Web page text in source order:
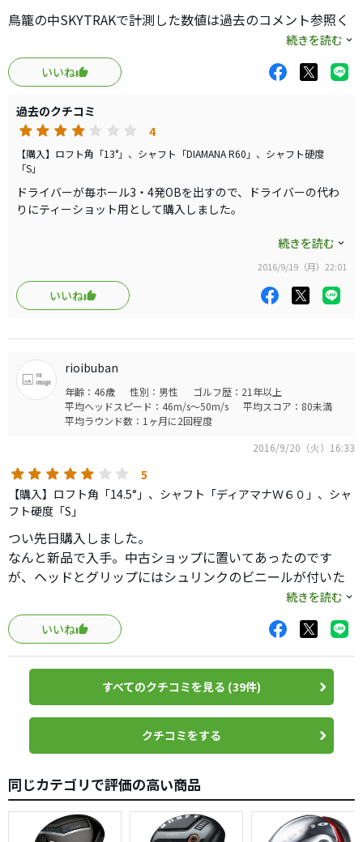
鳥籠の中SKYTRAKで計測した数値は過去のコメント参照く
ドライバーの代替としてティーショットのみ使用する為購
練習場・ラウンド共にティーアップショットとなります。
ティーをかなり低めに刺していることもあり13.5度のロフ
ト角ながら出玉は低いですが、ドライバーよりも弾道は高
めです。
飛距離は230-240yd(HS:40-41m/s)ほど飛んでおり、ドライ
バー飛距離(250yd前後)と遜色無い結果でした。
かなり飛ぶ方だと思いますし、飛ぶけど曲がらないので安
球筋はいつも通りのドロー系で、曲がり幅はドライバーよ
りも少ない様に感じます。
では無いです。
TOURSTAGEのX-FWの方が柔らかい打感で好みです。
しかし弾く感じだけど打音はおとなしい方で、キンッとい
う金属音はせず、バチっと締まった音がします。金属音が嫌
ドライバーと違いOBが出なかったのでスコアが荒れません
でした。先日のラウンドは後半からあいにくの大雨で片手
フでしたが、82で回り終えました。いつもOBさえ打たなけ
れば70台簡単にいけるのにと言っていましたが近く現実に
なりそうな気がしています。道具でOBが減らせます。ドラ
イバーよりちょっと飛ばないけど。ティーショット悩んだ
方、ドライバーがうまくいかない方、試してみてくださ
い。OBで憂鬱な気分になる日が過去コトになりますよ。
続きを読む
いいね
過去のクチコミ
4
【購入】ロフト角「13°」、シャフト「DIAMANA R60」、シャフト硬度
「S」
ドライバーが毎ホール3・4発OBを出すので、ドライバーの代わ
りにティーショット用として購入しました。
HS:40-41m/s,打出角:12°,トータル飛距離:230-240yd,バックスピ
ン:3500rpm
でした。
球筋はドローで曲がり幅は5ydほどでした。
シャフトをADのGT7Sを挿すとフェードになりました。ドライバ
ーも右へのミスが多いのでフェードはイメージが悪く今回のシャ
フトに決めました。
R60は中間から手元が程よくしなってくれて戻りが遅いかな？左
への引っ掛けを心配しなくて良いので思いっきり叩けそうです。
現在のドライバー飛距離がだいたい240-250ydなので飛距離の落
ちも少なくドライバー代わりになりそうですが、コースでどの程
度安定するかで今後使い続けるかどうか決めます。
続きを読む
2016/9/19（月）22:01
いいね
rioibuban
年齢：46歳 性別：男性
ゴルフ歴：21年以上
平均ヘッドスピード：46m/s～50m/s
平均スコア：80未満
平均ラウンド数：1ヶ月に2回程度
2016/9/20（火）16:33
5
【購入】ロフト角「14.5°」、シャフト「ディアマナＷ６０」、シャ
フト硬度「S」
つい先日購入しました。
なんと新品で入手。中古ショップに置いてあったのです
が、ヘッドとグリップにはシュリンクのビニールが付いた
価格的にはＡランクの中古よりも3,000円ほど高いですが、
量販店で販売していた当時よりは8,000円ほど安く買えたの
で満足です。
まだ打ちっぱなし程度ですが、ヘッドは913Ｆより何となく
大きいかな？と感じるくらいで、構えたときの違和感はあ
915Ｆも持っているので比較すると同等です。
打感は915Ｆより金属音は控えめで重厚な音色です。
球筋に違いは感じません。
続きを読む
いいね
すべてのクチコミを見る (39件)
クチコミをする
同じカテゴリで評価の高い商品